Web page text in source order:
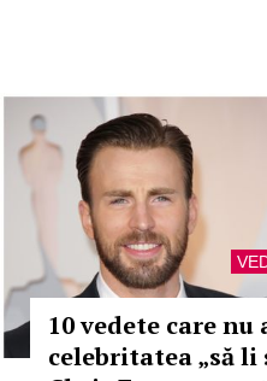
10 vedete care nu
celebritatea „să li